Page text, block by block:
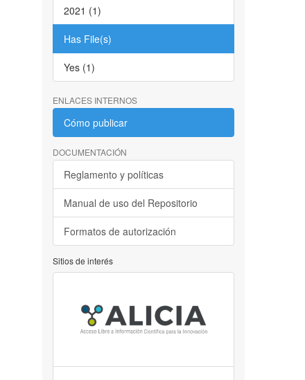
2021 (1)
Has File(s)
Yes (1)
ENLACES INTERNOS
Cómo publicar
DOCUMENTACIÓN
Reglamento y políticas
Manual de uso del Repositorio
Formatos de autorización
Sitios de interés